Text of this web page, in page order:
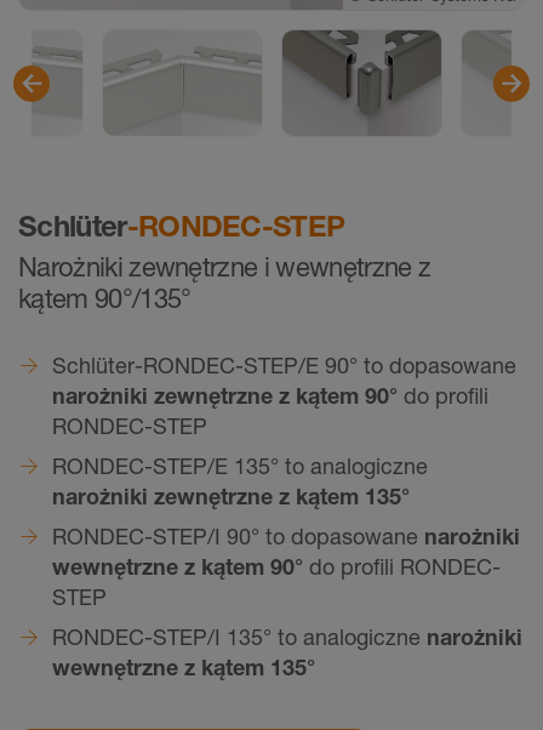
Schlüter-RONDEC-STEP
Narożniki zewnętrzne i wewnętrzne z
kątem 90°/135°
Schlüter-RONDEC-STEP/E 90° to dopasowane
narożniki zewnętrzne z kątem 90° do profili
RONDEC-STEP
RONDEC-STEP/E 135° to analogiczne
narożniki zewnętrzne z kątem 135°
RONDEC-STEP/I 90° to dopasowane narożniki
wewnętrzne z kątem 90° do profili RONDEC-
STEP
RONDEC-STEP/I 135° to analogiczne narożniki
wewnętrzne z kątem 135°